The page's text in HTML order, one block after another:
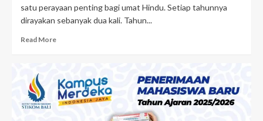
satu perayaan penting bagi umat Hindu. Setiap tahunnya
dirayakan sebanyak dua kali. Tahun...
Read More